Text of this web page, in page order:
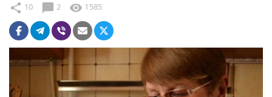
share 10 chat_bubble 2 visibility 1585